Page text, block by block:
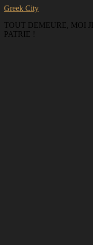
Greek City
TOUT DEMEURE, MOI
PATRIE !